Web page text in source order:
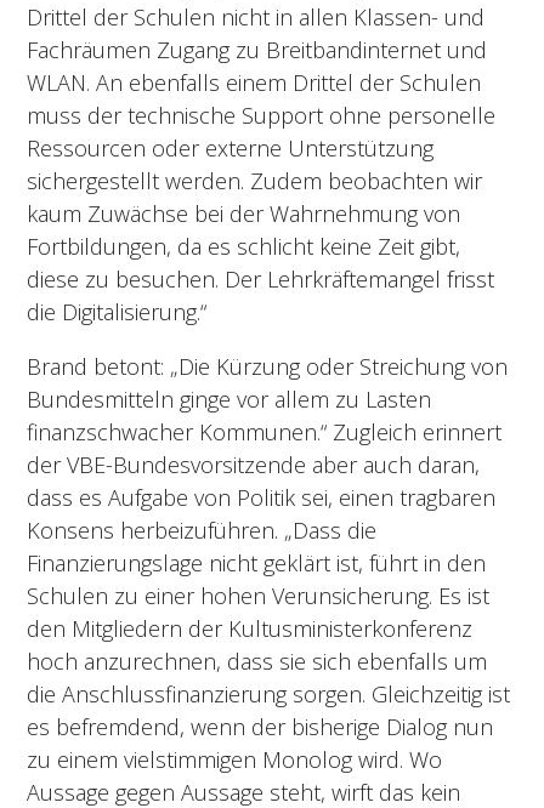
Drittel der Schulen nicht in allen Klassen- und
Fachräumen Zugang zu Breitbandinternet und
WLAN. An ebenfalls einem Drittel der Schulen
muss der technische Support ohne personelle
Ressourcen oder externe Unterstützung
sichergestellt werden. Zudem beobachten wir
kaum Zuwächse bei der Wahrnehmung von
Fortbildungen, da es schlicht keine Zeit gibt,
diese zu besuchen. Der Lehrkräftemangel frisst
die Digitalisierung.“
Brand betont: „Die Kürzung oder Streichung von
Bundesmitteln ginge vor allem zu Lasten
finanzschwacher Kommunen.“ Zugleich erinnert
der VBE-Bundesvorsitzende aber auch daran,
dass es Aufgabe von Politik sei, einen tragbaren
Konsens herbeizuführen. „Dass die
Finanzierungslage nicht geklärt ist, führt in den
Schulen zu einer hohen Verunsicherung. Es ist
den Mitgliedern der Kultusministerkonferenz
hoch anzurechnen, dass sie sich ebenfalls um
die Anschlussfinanzierung sorgen. Gleichzeitig ist
es befremdend, wenn der bisherige Dialog nun
zu einem vielstimmigen Monolog wird. Wo
Aussage gegen Aussage steht, wirft das kein